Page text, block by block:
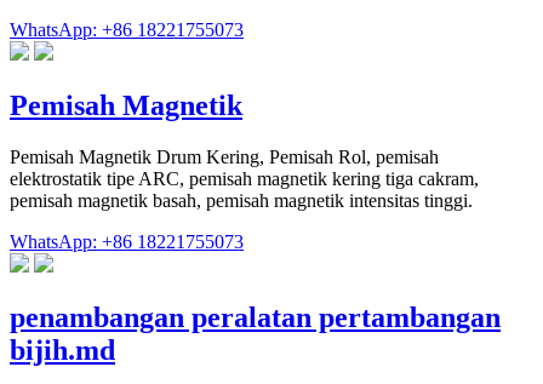
WhatsApp: +86 18221755073
Pemisah Magnetik
Pemisah Magnetik Drum Kering, Pemisah Rol, pemisah
elektrostatik tipe ARC, pemisah magnetik kering tiga cakram,
pemisah magnetik basah, pemisah magnetik intensitas tinggi.
WhatsApp: +86 18221755073
penambangan peralatan pertambangan
bijih.md